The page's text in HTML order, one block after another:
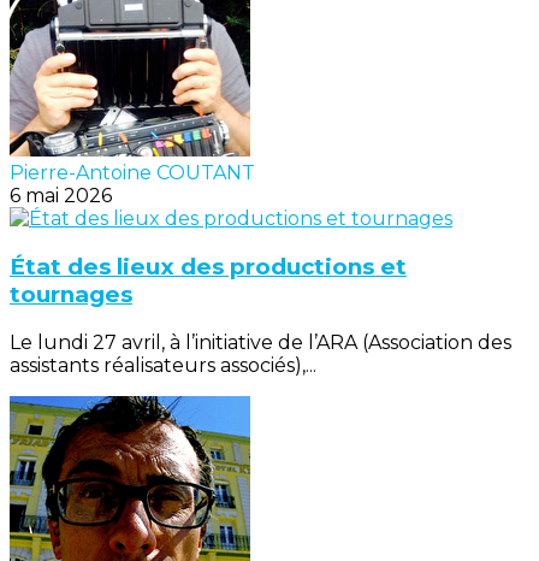
Pierre-Antoine COUTANT
6 mai 2026
État des lieux des productions et
tournages
Le lundi 27 avril, à l’initiative de l’ARA (Association des
assistants réalisateurs associés),...